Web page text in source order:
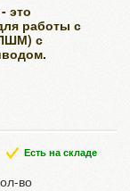
это
работы с
с
Есть на складе
во